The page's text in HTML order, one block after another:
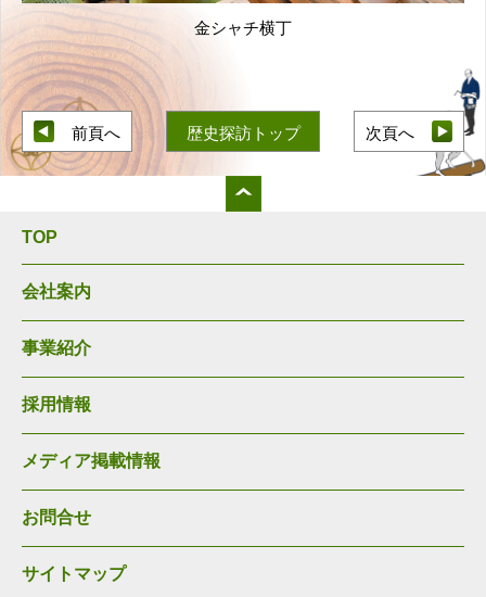
金シャチ横丁
前頁へ 次頁へ
歴史探訪トップ
TOP
会社案内
事業紹介
採用情報
メディア掲載情報
お問合せ
サイトマップ